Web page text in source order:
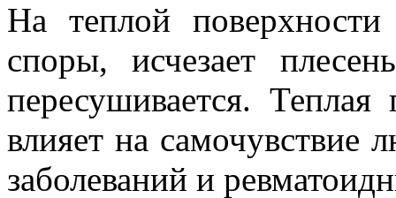
На теплой
споры, исчезает
пересушивается. Теплая
влияет на самочувствие
заболеваний и